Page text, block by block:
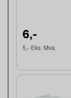
6,-
5,- Eks. Mva.